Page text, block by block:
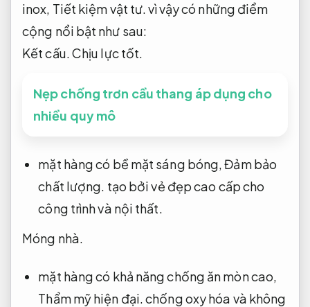
inox, Tiết kiệm vật tư.vì vậy có những điểm
cộng nổi bật như sau:
Kết cấu.Chịu lực tốt.
Nẹp chống trơn cầu thang áp dụng cho
nhiều quy mô
mặt hàng có bề mặt sáng bóng,Đảm bảo
chất lượng. tạo bởi vẻ đẹp cao cấp cho
công trình và nội thất.
Móng nhà.
mặt hàng có khả năng chống ăn mòn cao,
Thẩm mỹ hiện đại.chống oxy hóa và không